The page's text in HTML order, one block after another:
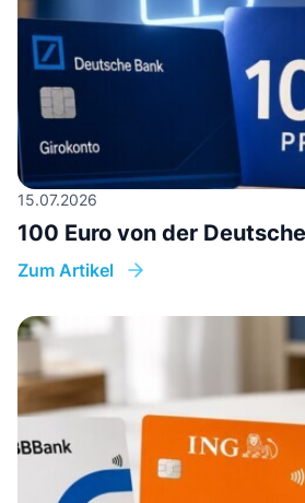
15.07.2026
100 Euro von der
Zum Artikel